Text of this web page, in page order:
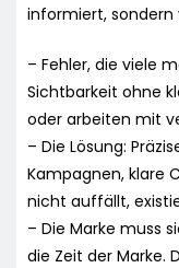
informiert, sondern
– Fehler, die viele
Sichtbarkeit ohne
oder arbeiten mit
– Die Lösung:
Kampagnen, klare
nicht auffällt,
– Die Marke muss
die Zeit der Marke.